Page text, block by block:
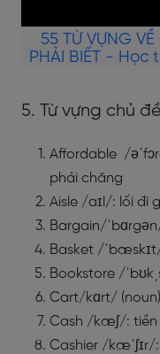
55 TỪ VỰNG
PHẢI BIẾT - Học
5. Từ vựng chủ
Affordable /
phải chăng
Aisle /aɪl/: lối đi
Bargain/
Basket /
Bookstore /
Cart/kɑrt/
Cash /kæʃ/:
Cashier /kæˈʃɪr/